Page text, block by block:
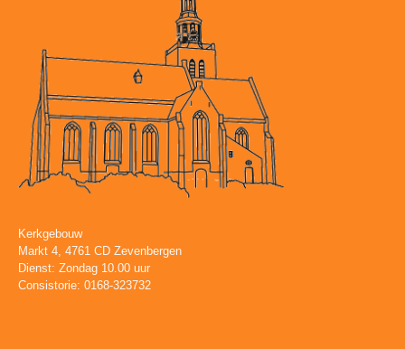
Kerkgebouw
Markt 4, 4761 CD Zevenbergen
Dienst: Zondag 10.00 uur
Consistorie: 0168-323732